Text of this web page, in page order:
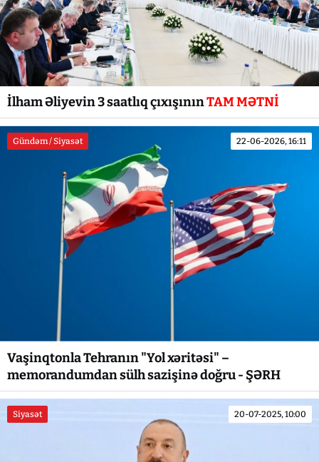
İlham Əliyevin 3 saatlıq çıxışınınTAM MƏTNİ
Gündəm / Siyasət 22-06-2026, 16:11
Vaşinqtonla Tehranın "Yol xəritəsi" –
memorandumdan sülh sazişinə doğru - ŞƏRH
Siyasət 20-07-2025, 10:00